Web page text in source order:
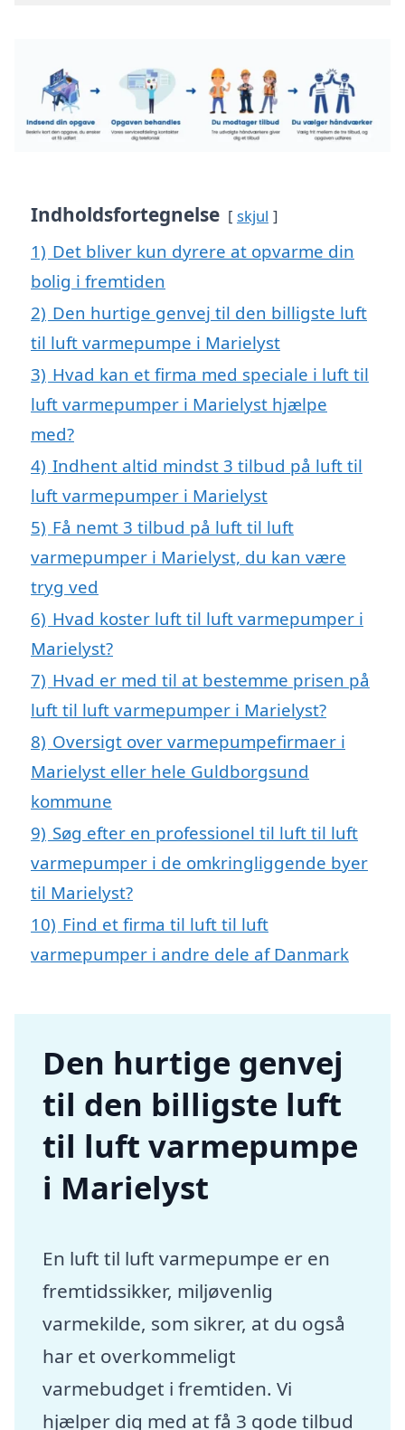
Indholdsfortegnelse skjul
1) Det bliver kun dyrere at opvarme din
bolig i fremtiden
2) Den hurtige genvej til den billigste luft
til luft varmepumpe i Marielyst
3) Hvad kan et firma med speciale i luft til
luft varmepumper i Marielyst hjælpe
med?
4) Indhent altid mindst 3 tilbud på luft til
luft varmepumper i Marielyst
5) Få nemt 3 tilbud på luft til luft
varmepumper i Marielyst, du kan være
tryg ved
6) Hvad koster luft til luft varmepumper i
Marielyst?
7) Hvad er med til at bestemme prisen på
luft til luft varmepumper i Marielyst?
8) Oversigt over varmepumpefirmaer i
Marielyst eller hele Guldborgsund
kommune
9) Søg efter en professionel til luft til luft
varmepumper i de omkringliggende byer
til Marielyst?
10) Find et firma til luft til luft
varmepumper i andre dele af Danmark
Den hurtige genvej
til den billigste luft
til luft varmepumpe
i Marielyst
En luft til luft varmepumpe er en
fremtidssikker, miljøvenlig
varmekilde, som sikrer, at du også
har et overkommeligt
varmebudget i fremtiden. Vi
hjælper dig med at få 3 gode tilbud